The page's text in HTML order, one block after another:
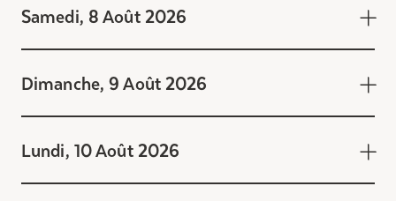
Samedi, 8 Août 2026
Dimanche, 9 Août 2026
Lundi, 10 Août 2026